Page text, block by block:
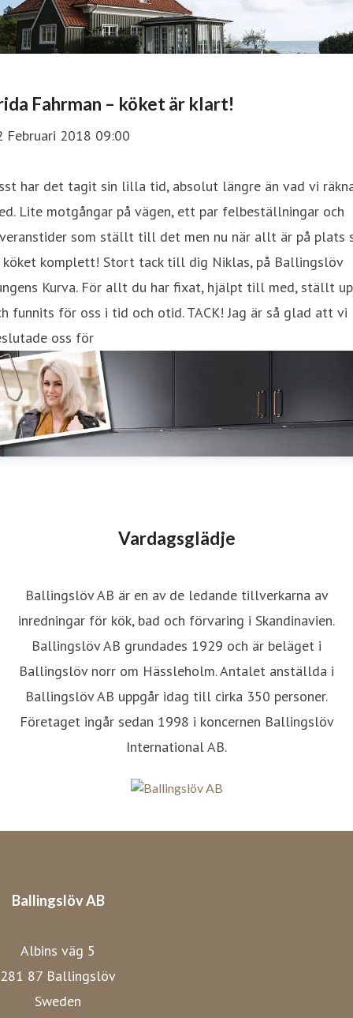
Fahrman – köket är klart!
Februari 2018 09:00
har det tagit sin lilla tid, absolut längre än vad vi
Lite motgångar på vägen, ett par felbeställningar och
som ställt till det men nu när allt är på plats
köket komplett! Stort tack till dig Niklas, på Ballingslöv
Kurva. För allt du har fixat, hjälpt till med, ställt
funnits för oss i tid och otid. TACK! Jag är så glad att vi
oss för
Vardagsglädje
Ballingslöv AB är en av de ledande tillverkarna av
inredningar för kök, bad och förvaring i Skandinavien.
Ballingslöv AB grundades 1929 och är beläget i
Ballingslöv norr om Hässleholm. Antalet anställda i
Ballingslöv AB uppgår idag till cirka 350 personer.
Företaget ingår sedan 1998 i koncernen Ballingslöv
International AB.
Ballingslöv AB
Albins väg 5
281 87 Ballingslöv
Sweden